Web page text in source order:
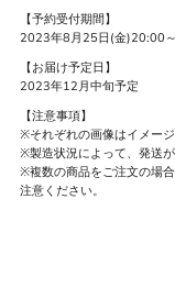
【予約受付期間】
2023年8月25日(金)20:00
【お届け予定日】
2023年12月中旬予定
【注意事項】
※それぞれの画像はイメー
※製造状況によって、発送
※複数の商品をご注文の場
注意ください。